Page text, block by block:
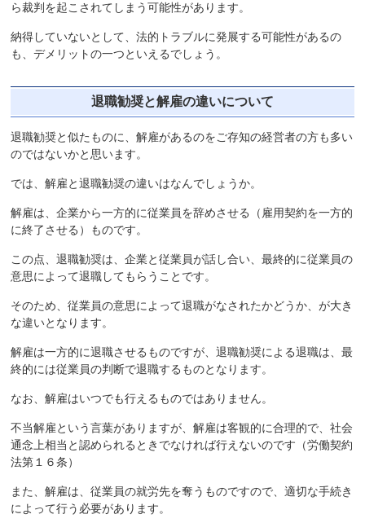
ら裁判を起こされてしまう可能性があります。
納得していないとして、法的トラブルに発展する可能性があるの
も、デメリットの一つといえるでしょう。
退職勧奨と解雇の違いについて
退職勧奨と似たものに、解雇があるのをご存知の経営者の方も多い
のではないかと思います。
では、解雇と退職勧奨の違いはなんでしょうか。
解雇は、企業から一方的に従業員を辞めさせる（雇用契約を一方的
に終了させる）ものです。
この点、退職勧奨は、企業と従業員が話し合い、最終的に従業員の
意思によって退職してもらうことです。
そのため、従業員の意思によって退職がなされたかどうか、が大き
な違いとなります。
解雇は一方的に退職させるものですが、退職勧奨による退職は、最
終的には従業員の判断で退職するものとなります。
なお、解雇はいつでも行えるものではありません。
不当解雇という言葉がありますが、解雇は客観的に合理的で、社会
通念上相当と認められるときでなければ行えないのです（労働契約
法第１６条）
また、解雇は、従業員の就労先を奪うものですので、適切な手続き
によって行う必要があります。